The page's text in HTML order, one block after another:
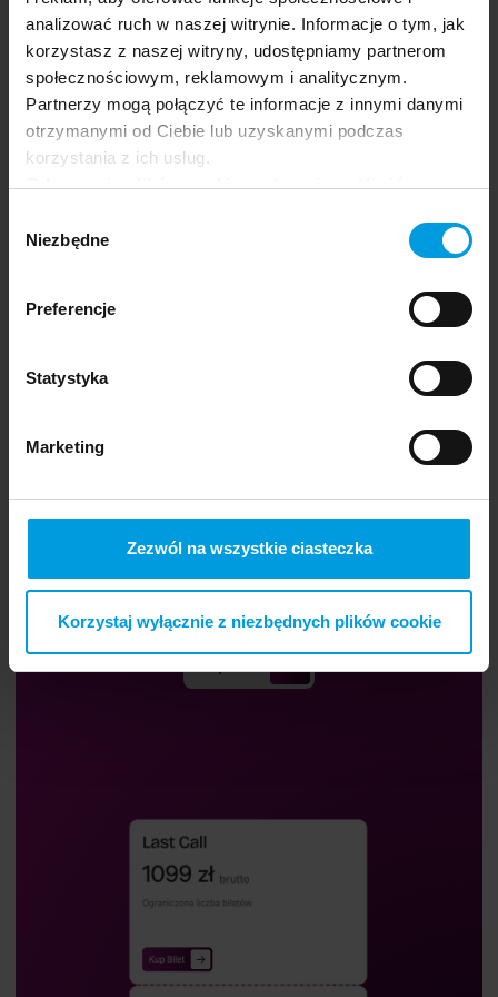
analizować ruch w naszej witrynie. Informacje o tym, jak
korzystasz z naszej witryny, udostępniamy partnerom
społecznościowym, reklamowym i analitycznym.
Partnerzy mogą połączyć te informacje z innymi danymi
otrzymanymi od Ciebie lub uzyskanymi podczas
korzystania z ich usług.
Odrzucenie plików cookie może uniemożliwić
oferowanych na naszej stronie, w tym m.in. z
zgody
Niezbędne
Preferencje
Statystyka
Marketing
Zezwól na wszystkie ciasteczka
Korzystaj wyłącznie z niezbędnych plików cookie
Aplikacja festiwalu.
Kup bilet.
Kup bilet i weź udział w Re_Mind.
Kup Bilet